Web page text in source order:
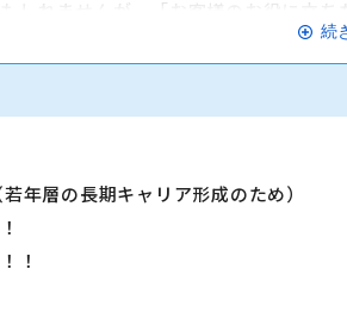
しれませんが、「お客様のお役に立ち
に慣れていただくまでじっくりサポー続
年層の長期キャリア形成のため）
！